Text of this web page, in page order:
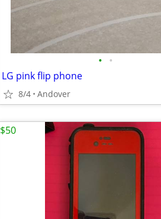
• •
LG pink flip phone
8/4 Andover
$50